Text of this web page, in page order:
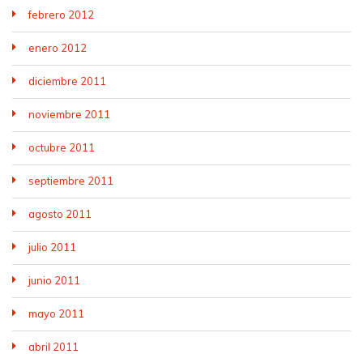
febrero 2012
enero 2012
diciembre 2011
noviembre 2011
octubre 2011
septiembre 2011
agosto 2011
julio 2011
junio 2011
mayo 2011
abril 2011